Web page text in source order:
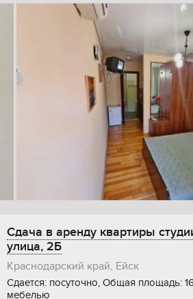
Сдача в аренду квартиры
улица, 2Б
Краснодарский край, Ейск
Сдается: посуточно, Общая площадь:
мебелью